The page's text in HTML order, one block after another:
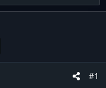
#1